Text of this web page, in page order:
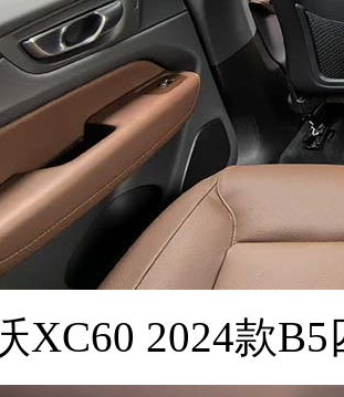
XC60 2024款